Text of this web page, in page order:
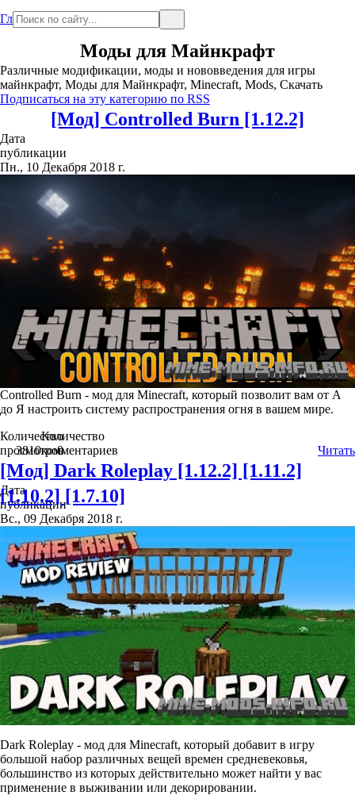
Главная
Моды для Майнкрафт
Различные модификации, моды и нововведения для игры
майнкрафт, Моды для Майнкрафт, Minecraft, Mods, Скачать
Подписаться на эту категорию по RSS
[Мод] Controlled Burn [1.12.2]
Дата
публикации
Пн., 10 Декабря 2018 г.
Controlled Burn - мод для Minecraft, который позволит вам от А
до Я настроить систему распространения огня в вашем мире.
Количество
просмотров
3810
Количество
комментариев
0 Читать
[Мод] Dark Roleplay [1.12.2] [1.11.2]
[1.10.2] [1.7.10]
Дата
публикации
Вс., 09 Декабря 2018 г.
Dark Roleplay - мод для Minecraft, который добавит в игру
большой набор различных вещей времен средневековья,
большинство из которых действительно может найти у вас
применение в выживании или декорировании.